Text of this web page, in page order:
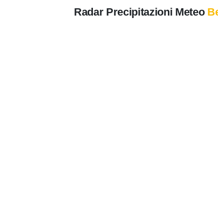
Radar Precipitazioni Meteo